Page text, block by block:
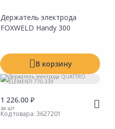
Держатель электрода
FOXWELD Handy 300
В корзину
1 226.00 ₽
за шт
Код товара: 3627201